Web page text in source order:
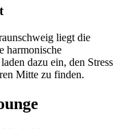
liegt die
harmonische
dazu ein, den Stress
Mitte zu finden.